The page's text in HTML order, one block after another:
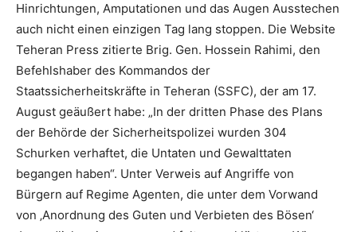
Hinrichtungen, Amputationen und das Augen Ausstechen
auch nicht einen einzigen Tag lang stoppen. Die Website
Teheran Press zitierte Brig. Gen. Hossein Rahimi, den
Befehlshaber des Kommandos der
Staatssicherheitskräfte in Teheran (SSFC), der am 17.
August geäußert habe: „In der dritten Phase des Plans
der Behörde der Sicherheitspolizei wurden 304
Schurken verhaftet, die Untaten und Gewalttaten
begangen haben“. Unter Verweis auf Angriffe von
Bürgern auf Regime Agenten, die unter dem Vorwand
von ‚Anordnung des Guten und Verbieten des Bösen‘